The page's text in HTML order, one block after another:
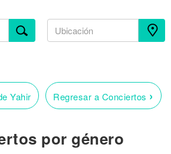
Yahir Regresar a Conciertos ›
por género